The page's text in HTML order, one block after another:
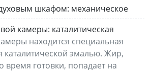
шкафом: механическое
камеры: каталитическая
находится специальная
каталитической эмалью. Жир,
готовки, попадает на